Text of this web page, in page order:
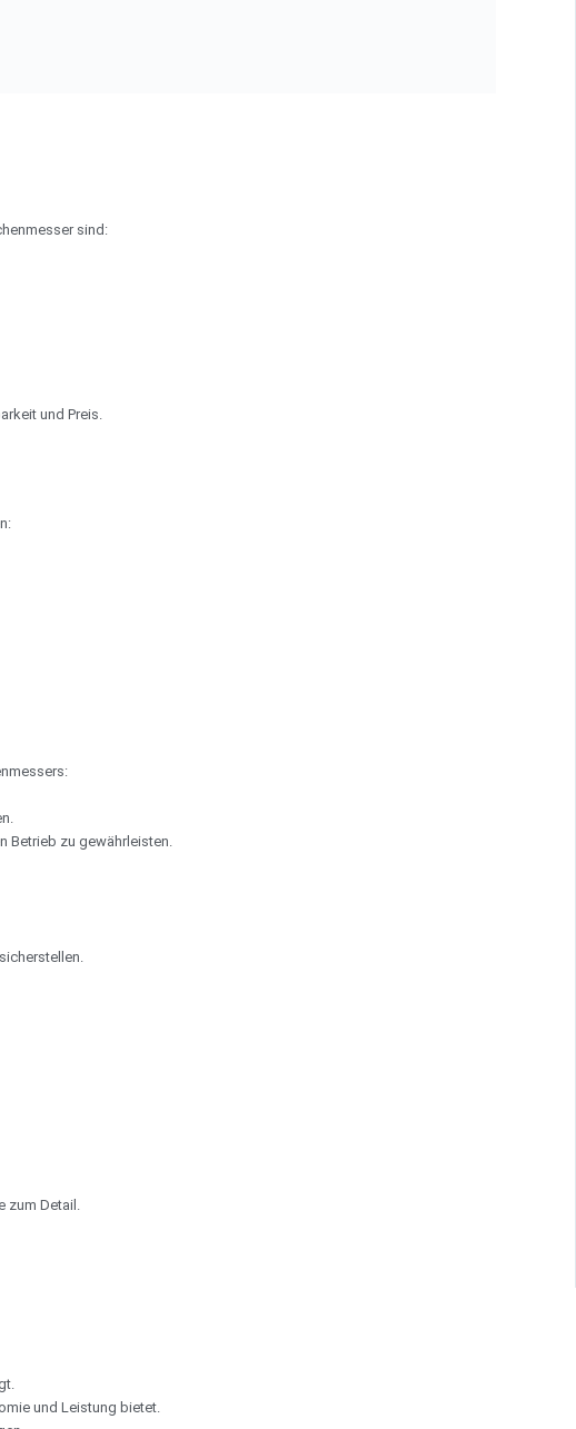
sind:
und Preis.
Betrieb zu gewährleisten.
Detail.
und Leistung bietet.